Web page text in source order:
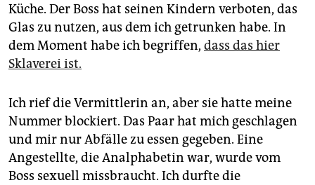
Küche. Der Boss hat seinen Kindern verboten, das
Glas zu nutzen, aus dem ich getrunken habe. In
dem Moment habe ich begriffen, dass das hier
Sklaverei ist.
Ich rief die Vermittlerin an, aber sie hatte meine
Nummer blockiert. Das Paar hat mich geschlagen
und mir nur Abfälle zu essen gegeben. Eine
Angestellte, die Analphabetin war, wurde vom
Boss sexuell missbraucht. Ich durfte die